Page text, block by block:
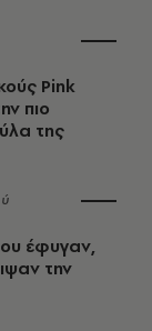
Pink
πιο
της
έφυγαν,
την